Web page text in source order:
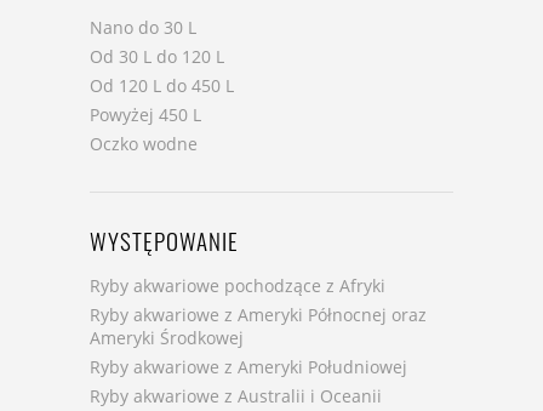
Nano do 30 L
Od 30 L do 120 L
Od 120 L do 450 L
Powyżej 450 L
Oczko wodne
WYSTĘPOWANIE
Ryby akwariowe pochodzące z Afryki
Ryby akwariowe z Ameryki Północnej oraz
Ameryki Środkowej
Ryby akwariowe z Ameryki Południowej
Ryby akwariowe z Australii i Oceanii